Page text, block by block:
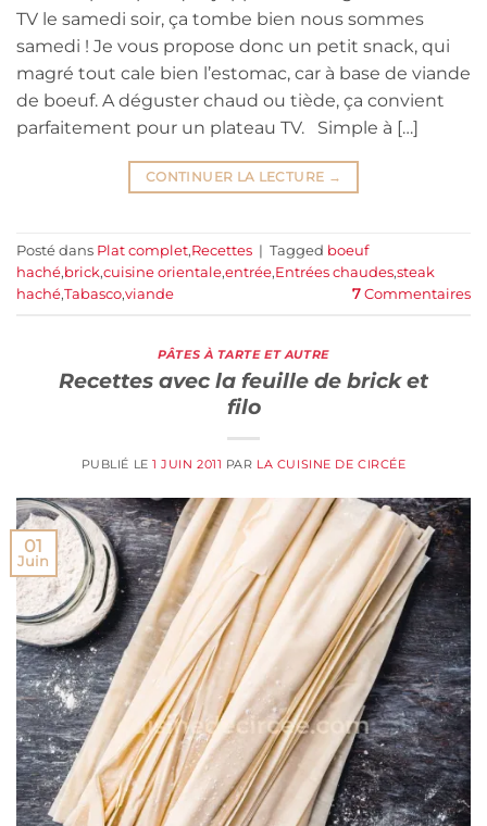
TV le samedi soir, ça tombe bien nous sommes
samedi ! Je vous propose donc un petit snack, qui
magré tout cale bien l’estomac, car à base de viande
de boeuf. A déguster chaud ou tiède, ça convient
parfaitement pour un plateau TV. Simple à […]
CONTINUER LA LECTURE →
Posté dans Plat complet,Recettes | Tagged boeuf
haché,brick,cuisine orientale,entrée,Entrées chaudes,steak
haché,Tabasco,viande 7 Commentaires
PÂTES À TARTE ET AUTRE
Recettes avec la feuille de brick et
filo
PUBLIÉ LE1 JUIN 2011 PAR LA CUISINE DE CIRCÉE
01
Juin